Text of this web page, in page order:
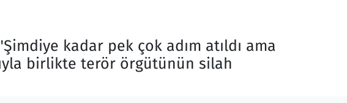
kadar pek çok adım atıldı ama
birlikte terör örgütünün silah